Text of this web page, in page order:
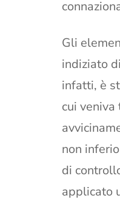
Gli
indiziato
infatti, è
cui
non
di
applicato